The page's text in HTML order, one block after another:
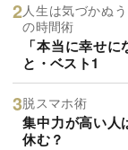
人生は気づかぬ
の時間術
「本当に幸せ
と・ベスト1
脱スマホ術
集中力が高い人
休む？